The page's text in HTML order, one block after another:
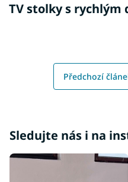
TV stolky s rychlým
Předchozí
Sledujte nás i na